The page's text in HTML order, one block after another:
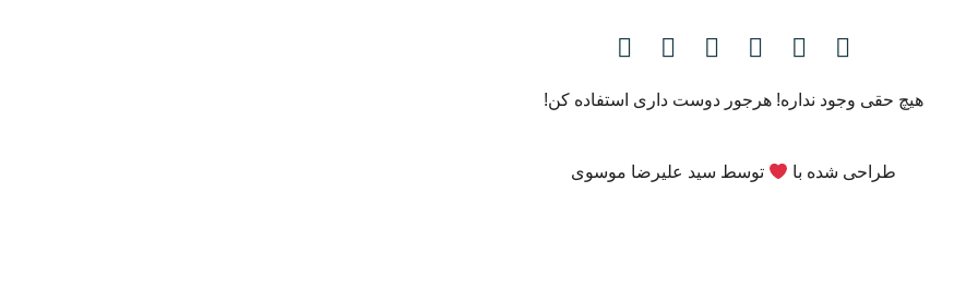
هیچ حقی وجود نداره! هرجور دوست داری استفاده کن!
طراحی شده با توسط سید علیرضا موسوی